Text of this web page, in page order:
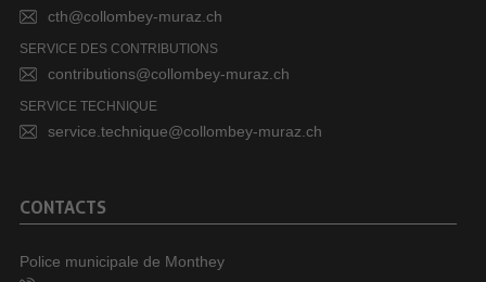
cth@collombey-muraz.ch
SERVICE DES CONTRIBUTIONS
contributions@collombey-muraz.ch
SERVICE TECHNIQUE
service.technique@collombey-muraz.ch
CONTACTS
Police municipale de Monthey